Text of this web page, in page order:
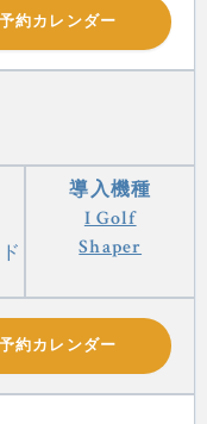
予約カレンダー
導入機種
I Golf
Shaper
予約カレンダー